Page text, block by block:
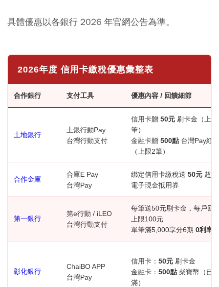
具體優惠以各銀行 2026 年官網公告為準。
2026年度 信用卡繳稅優惠彙整表
合作銀行 支付工具 優惠內容 / 回饋細節
土地銀行
土銀行動Pay
台灣行動支付
信用卡贈 50元 刷卡金（上
筆）
金融卡贈 500點 台灣Pay紅
（ 上限2筆）
合作金庫
合庫E Pay
台灣Pay
綁定信用卡繳稅送 50元 超商
電子現金抵用券
第一銀行
第e行動 / iLEO
台灣行動支付
每筆送50元刷卡金，每戶回
上限100元
單筆滿5,000享分6期 0利率
彰化銀行
ChaiBO APP
台灣Pay
信用卡： 50元 刷卡金
金融卡： 500點 柴寶幣（已
滿）